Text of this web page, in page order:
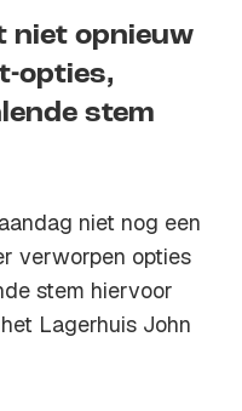
Kopieer link
niet opnieuw
opties,
stem
niet nog een
verworpen opties
stem hiervoor
Lagerhuis John